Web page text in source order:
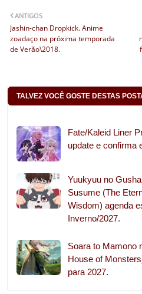
ANTIGOS
Jashin-chan Dropkick. Anime
zoadaço na próxima temporada
de Verão\2018.
TALVEZ VOCÊ GOSTE DESTAS
Fate/Kaleid Liner
update e confirma
Yuukyuu no
Susume (The
Wisdom) agenda
Inverno/2027.
Soara to Mamono
House of
para 2027.